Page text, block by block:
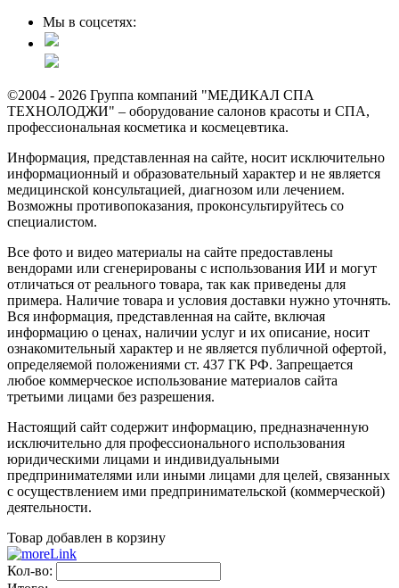
Мы в соцсетях:
©2004 - 2026 Группа компаний "МЕДИКАЛ СПА
ТЕХНОЛОДЖИ" – оборудование салонов красоты и СПА,
профессиональная косметика и космецевтика.
Информация, представленная на сайте, носит исключительно
информационный и образовательный характер и не является
медицинской консультацией, диагнозом или лечением.
Возможны противопоказания, проконсультируйтесь со
специалистом.
Все фото и видео материалы на сайте предоставлены
вендорами или сгенерированы с использования ИИ и могут
отличаться от реального товара, так как приведены для
примера. Наличие товара и условия доставки нужно уточнять.
Вся информация, представленная на сайте, включая
информацию о ценах, наличии услуг и их описание, носит
ознакомительный характер и не является публичной офертой,
определяемой положениями ст. 437 ГК РФ. Запрещается
любое коммерческое использование материалов сайта
третьими лицами без разрешения.
Настоящий сайт содержит информацию, предназначенную
исключительно для профессионального использования
юридическими лицами и индивидуальными
предпринимателями или иными лицами для целей, связанных
с осуществлением ими предпринимательской (коммерческой)
деятельности.
Товар добавлен в корзину
Кол-во: